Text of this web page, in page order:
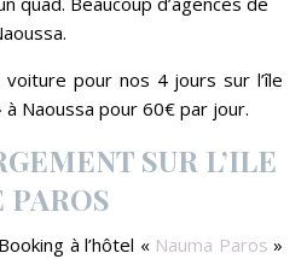
pour nos 4 jours sur l’île
Naoussa pour 60€ par jour.
SUR L’ILE
PAROS
à l’hôtel « Nauma Paros »